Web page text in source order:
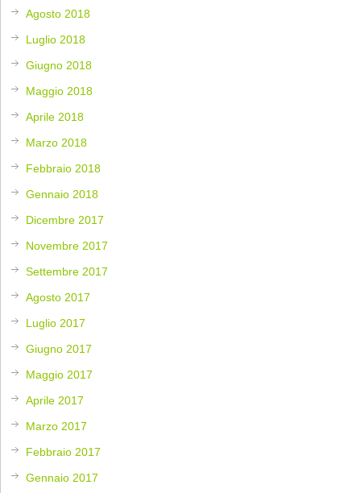
Agosto 2018
Luglio 2018
Giugno 2018
Maggio 2018
Aprile 2018
Marzo 2018
Febbraio 2018
Gennaio 2018
Dicembre 2017
Novembre 2017
Settembre 2017
Agosto 2017
Luglio 2017
Giugno 2017
Maggio 2017
Aprile 2017
Marzo 2017
Febbraio 2017
Gennaio 2017